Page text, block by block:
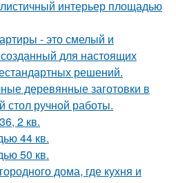
интерьер площадью
- это смелый и
для настоящих
решений.
деревянные заготовки в
ручной работы.
2 кв.
44 кв.
50 кв.
дома, где кухня и